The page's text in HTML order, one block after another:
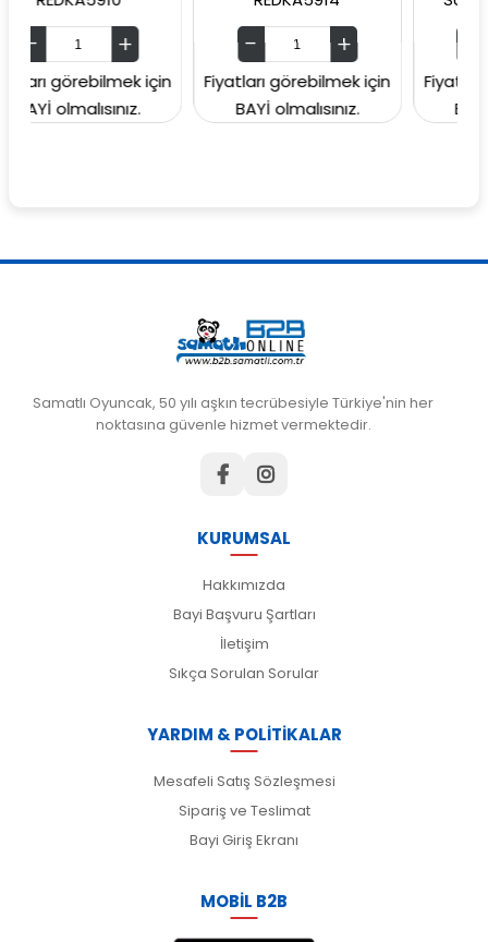
için
Fiyatları görebilmek için
BAYİ olmalısınız.
Fiyatları
BAYİ
Samatlı Oyuncak, 50 yılı aşkın tecrübesiyle Türkiye'nin her
noktasına güvenle hizmet vermektedir.
KURUMSAL
Hakkımızda
Bayi Başvuru Şartları
İletişim
Sıkça Sorulan Sorular
YARDIM & POLİTİKALAR
Mesafeli Satış Sözleşmesi
Sipariş ve Teslimat
Bayi Giriş Ekranı
MOBİL B2B